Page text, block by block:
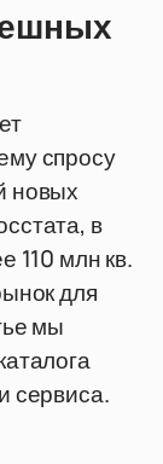
спросу
новых
в
110 млн кв.
для
мы
сервиса.